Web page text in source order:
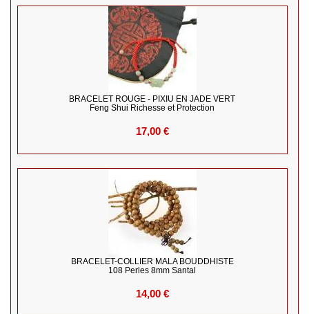
BRACELET ROUGE - PIXIU EN JADE VERT
Feng Shui Richesse et Protection
17,00 €
BRACELET-COLLIER MALA BOUDDHISTE
108 Perles 8mm Santal
14,00 €